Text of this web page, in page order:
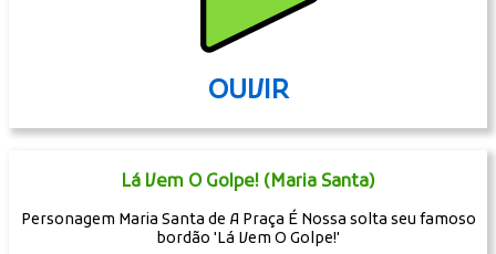
OUVIR
Lá Vem O Golpe! (Maria Santa)
Personagem Maria Santa de A Praça É Nossa solta seu famoso
bordão 'Lá Vem O Golpe!'